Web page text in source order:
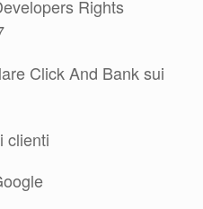
Rights
Click And Bank sui
clienti